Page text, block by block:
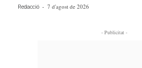
Redacció - 7 d'agost de 2026
- Publicitat -